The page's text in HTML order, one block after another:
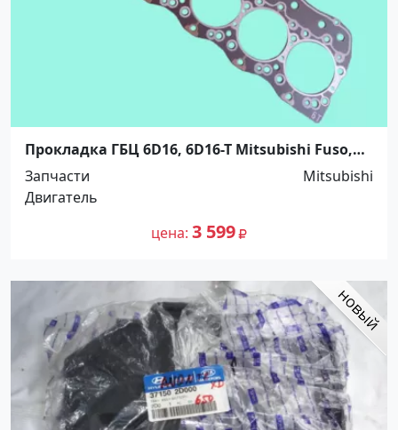
Прокладка ГБЦ 6D16, 6D16-T Mitsubishi Fuso,
Matto. Распродажа! Краснодар
Запчасти
Mitsubishi
Двигатель
цена 3 599